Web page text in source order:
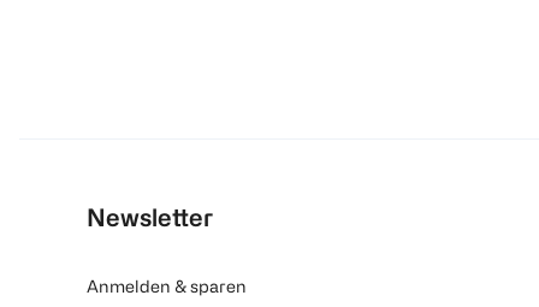
Newsletter
Anmelden & sparen